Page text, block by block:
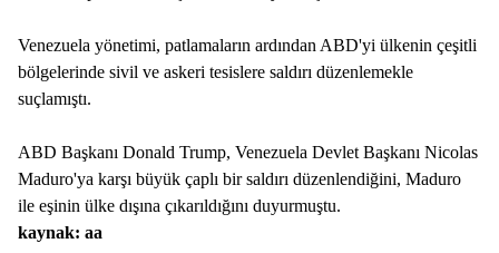
Venezuela yönetimi, patlamaların ardından ABD'yi ülkenin çeşitli
bölgelerinde sivil ve askeri tesislere saldırı düzenlemekle
suçlamıştı.
ABD Başkanı Donald Trump, Venezuela Devlet Başkanı Nicolas
Maduro'ya karşı büyük çaplı bir saldırı düzenlendiğini, Maduro
ile eşinin ülke dışına çıkarıldığını duyurmuştu.
kaynak: aa